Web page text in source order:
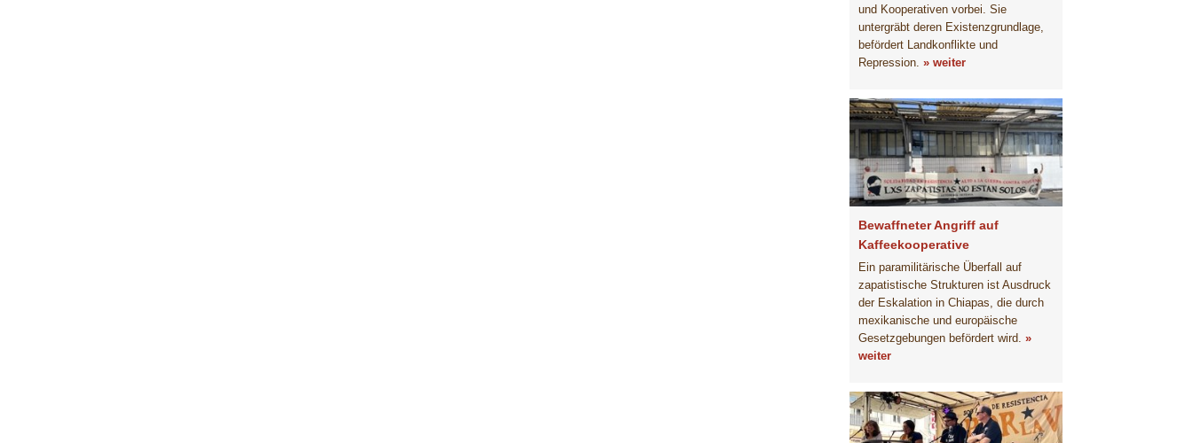
und Kooperativen vorbei. Sie
untergräbt deren Existenzgrundlage,
befördert Landkonflikte und
Repression. » weiter
Bewaffneter Angriff auf
Kaffeekooperative
Ein paramilitärische Überfall auf
zapatistische Strukturen ist Ausdruck
der Eskalation in Chiapas, die durch
mexikanische und europäische
Gesetzgebungen befördert wird. »
weiter